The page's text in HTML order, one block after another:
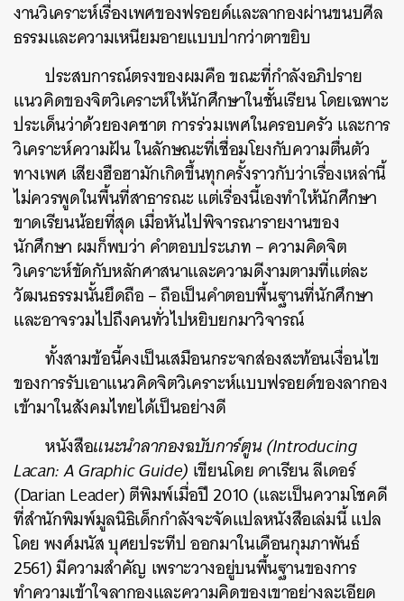
งานวิเคราะห์เรื่องเพศของฟรอยด์และลากองผ่านขนบศีล
ธรรมและความเหนียมอายแบบปากว่าตาขยิบ
ประสบการณ์ตรงของผมคือ ขณะที่กำลังอภิปราย
แนวคิดของจิตวิเคราะห์ให้นักศึกษาในชั้นเรียน โดยเฉพาะ
ประเด็นว่าด้วยองคชาต การร่วมเพศในครอบครัว และการ
วิเคราะห์ความฝัน ในลักษณะที่เชื่อมโยงกับความตื่นตัว
ทางเพศ เสียงฮือฮามักเกิดขึ้นทุกครั้งราวกับว่าเรื่องเหล่านี้
ไม่ควรพูดในพื้นที่สาธารณะ แต่เรื่องนี้เองทำให้นักศึกษา
ขาดเรียนน้อยที่สุด เมื่อหันไปพิจารณารายงานของ
นักศึกษา ผมก็พบว่า คำตอบประเภท – ความคิดจิต
วิเคราะห์ขัดกับหลักศาสนาและความดีงามตามที่แต่ละ
วัฒนธรรมนั้นยึดถือ – ถือเป็นคำตอบพื้นฐานที่นักศึกษา
และอาจรวมไปถึงคนทั่วไปหยิบยกมาวิจารณ์
ทั้งสามข้อนี้คงเป็นเสมือนกระจกส่องสะท้อนเงื่อนไข
ของการรับเอาแนวคิดจิตวิเคราะห์แบบฟรอยด์ของลากอง
เข้ามาในสังคมไทยได้เป็นอย่างดี
หนังสือแนะนำลากองฉบับการ์ตูน (Introducing
Lacan: A Graphic Guide) เขียนโดย ดาเรียน ลีเดอร์
(Darian Leader) ตีพิมพ์เมื่อปี 2010 (และเป็นความโชคดี
ที่สำนักพิมพ์มูลนิธิเด็กกำลังจะจัดแปลหนังสือเล่มนี้ แปล
โดย พงศ์มนัส บุศยประทีป ออกมาในเดือนกุมภาพันธ์
2561) มีความสำคัญ เพราะวางอยู่บนพื้นฐานของการ
ทำความเข้าใจลากองและความคิดของเขาอย่างละเอียด